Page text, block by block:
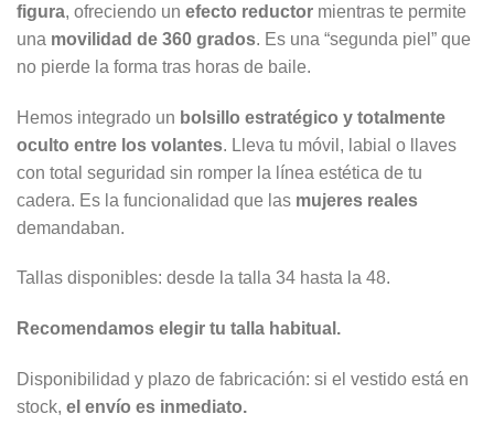
figura, ofreciendo un efecto reductor mientras te permite
una movilidad de 360 grados. Es una “segunda piel” que
no pierde la forma tras horas de baile.
Hemos integrado un bolsillo estratégico y totalmente
oculto entre los volantes. Lleva tu móvil, labial o llaves
con total seguridad sin romper la línea estética de tu
cadera. Es la funcionalidad que las mujeres reales
demandaban.
Tallas disponibles: desde la talla 34 hasta la 48.
Recomendamos elegir tu talla habitual.
Disponibilidad y plazo de fabricación: si el vestido está en
stock, el envío es inmediato.